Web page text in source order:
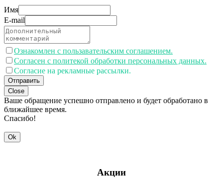
Имя
E-mail
Ознакомлен с пользавательским соглашением.
Согласен с политекой обработки персональных данных.
Согласие на рекламные рассылки.
Отправить
Close
Ваше обращение успешно отправлено и будет обработано в
ближайшее время.
Спасибо!
Ok
Акции